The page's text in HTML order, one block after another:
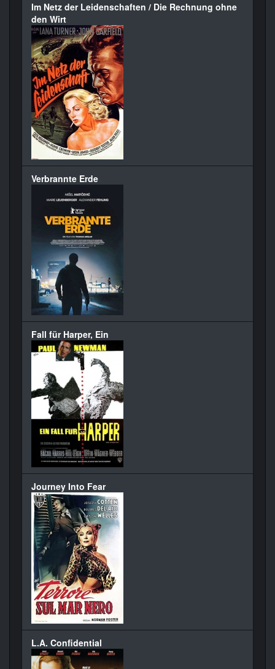
Im Netz der Leidenschaften / Die Rechnung ohne
den Wirt
Verbrannte Erde
Fall für Harper, Ein
Journey Into Fear
L.A. Confidential